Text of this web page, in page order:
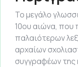
Το μεγάλο
10ου αιώνα, που
παλαιότερων
αρχαίων
συγγραφέων της